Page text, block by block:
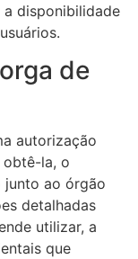
disponibilidade
de
autorização
obtê-la, o
junto ao órgão
detalhadas
utilizar, a
que